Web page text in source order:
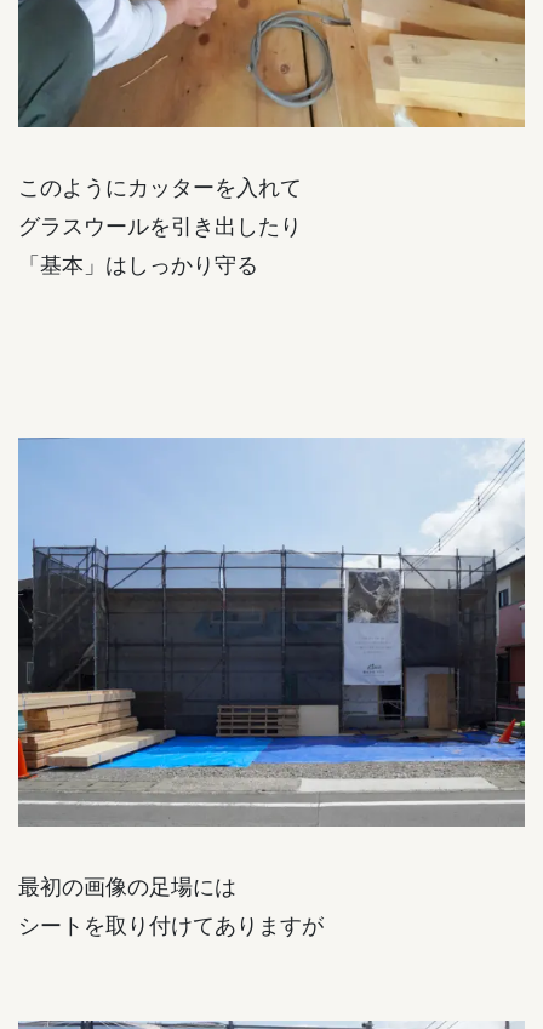
このようにカッターを入れて
グラスウールを引き出したり
「基本」はしっかり守る
最初の画像の足場には
シートを取り付けてありますが